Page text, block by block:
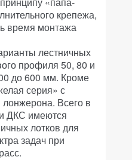
крепежа,
время монтажа
лестничных
профиля 50, 80 и
до 600 мм. Кроме
серия» с
Всего в
ДКС имеются
лотков для
задач при